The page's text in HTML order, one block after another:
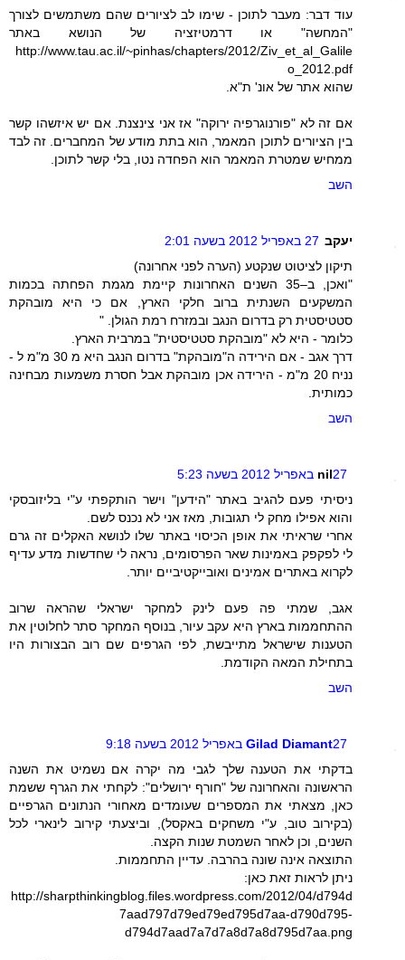
עוד דבר: מעבר לתוכן - שימו לב לציורים שהם משתמשים לצורך
"המחשה" או דרמטיזציה של הנושא באתר
http://www.tau.ac.il/~pinhas/chapters/2012/Ziv_et_al_Galile
o_2012.pdf
שהוא אתר של אונ' ת"א.
אם זה לא "פורנוגרפיה ירוקה" אז אני צינצנת. אם יש איזשהו קשר
בין הציורים לתוכן המאמר, הוא בתת מודע של המחברים. זה לבד
ממחיש שמטרת המאמר הוא הפחדה נטו, בלי קשר לתוכן.
השב
יעקב 27 באפריל 2012 בשעה 2:01
תיקון לציטוט שנקטע (הערה לפני אחרונה)
"ואכן, ב–35 השנים האחרונות קיימת מגמת הפחתה בכמות
המשקעים השנתית ברוב חלקי הארץ, אם כי היא מובהקת
סטטיסטית רק בדרום הנגב ובמזרח רמת הגולן. "
כלומר - היא לא "מובהקת סטטיסטית" במרבית הארץ.
דרך אגב - אם הירידה ה"מובהקת" בדרום הנגב היא מ 30 מ"מ ל -
נניח 20 מ"מ - הירידה אכן מובהקת אבל חסרת משמעות מבחינה
כמותית.
השב
nil27 באפריל 2012 בשעה 5:23
ניסיתי פעם להגיב באתר "הידען" וישר הותקפתי ע"י בליזובסקי
והוא אפילו מחק לי תגובות, מאז אני לא נכנס לשם.
אחרי שראיתי את אופן הכיסוי באתר שלו לנושא האקלים זה גרם
לי לפקפק באמינות שאר הפרסומים, נראה לי שחדשות מדע עדיף
לקרוא באתרים אמינים ואובייקטיביים יותר.
אגב, שמתי פה פעם לינק למחקר ישראלי שהראה שרוב
ההתחממות בארץ היא עקב עיור, בנוסף המחקר סתר לחלוטין את
הטענות שישראל מתייבשת, לפי הגרפים שם רוב הבצורות היו
בתחילת המאה הקודמת.
השב
Gilad Diamant27 באפריל 2012 בשעה 9:18
בדקתי את הטענה שלך לגבי מה יקרה אם נשמיט את השנה
הראשונה והאחרונה של "חורף ירושלים": לקחתי את הגרף ששמת
כאן, מצאתי את המספרים שעומדים מאחורי הנתונים הגרפיים
(בקירוב טוב, ע"י משחקים באקסל), וביצעתי קירוב לינארי לכל
השנים, וכן לאחר השמטת שנות הקצה.
התוצאה אינה שונה בהרבה. עדיין התחממות.
ניתן לראות זאת כאן:
http://sharpthinkingblog.files.wordpress.com/2012/04/d794d
7aad797d79ed79ed795d7aa-d790d795-
d794d7aad7a7d7a8d7a8d795d7aa.png